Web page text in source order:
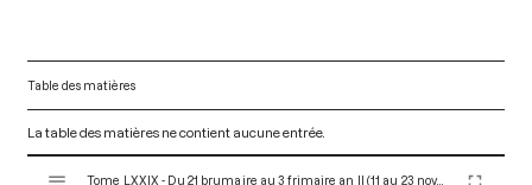
Table des matières
La table des matières ne contient aucune entrée.
Tome LXXIX - Du 21 brumaire au 3 frimaire an II (11 au 23 novembre 1793)